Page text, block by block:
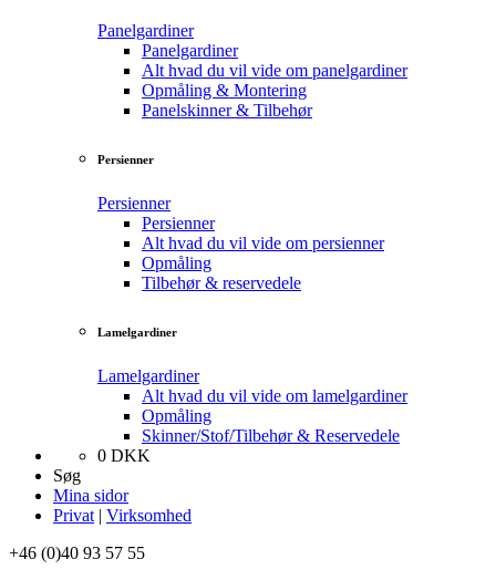
Panelgardiner
Panelgardiner
Alt hvad du vil vide om panelgardiner
Opmåling & Montering
Panelskinner & Tilbehør
Persienner
Persienner
Persienner
Alt hvad du vil vide om persienner
Opmåling
Tilbehør & reservedele
Lamelgardiner
Lamelgardiner
Alt hvad du vil vide om lamelgardiner
Opmåling
Skinner/Stof/Tilbehør & Reservedele
0 DKK
Søg
Mina sidor
Privat | Virksomhed
+46 (0)40 93 57 55